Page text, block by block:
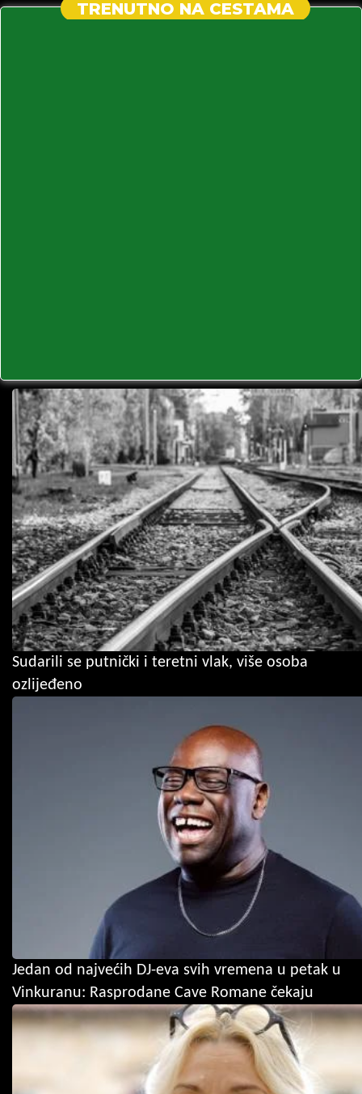
TRENUTNO NA CESTAMA
Sudarili se putnički i teretni vlak, više osoba
ozlijeđeno
Jedan od najvećih DJ-eva svih vremena u petak u
Vinkuranu: Rasprodane Cave Romane čekaju